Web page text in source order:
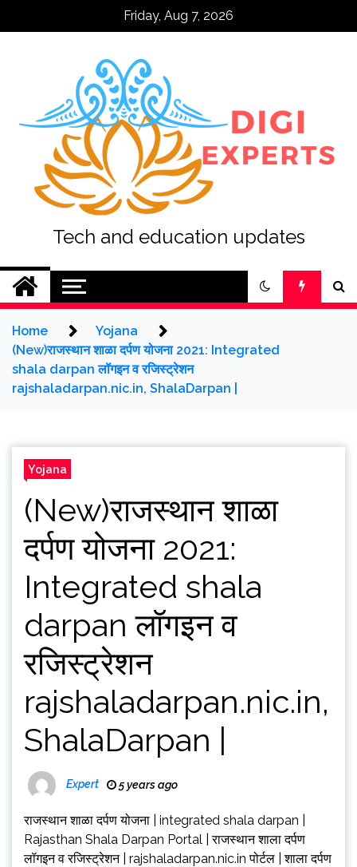
Friday, Aug 7, 2026
Tech and education updates
Home
Yojana
(New)राजस्थान शाळा दर्पण योजना 2021: Integrated
shala darpan लॉगइन व रजिस्ट्रेशन
rajshaladarpan.nic.in, ShalaDarpan |
Yojana
(New)राजस्थान शाळा
दर्पण योजना 2021:
Integrated shala
darpan लॉगइन व
रजिस्ट्रेशन
rajshaladarpan.nic.in,
ShalaDarpan |
Expert 5 years ago
राजस्थान शाळा दर्पण योजना | integrated shala darpan |
Rajasthan Shala Darpan Portal | राजस्थान शाला दर्पण
लॉगइन व रजिस्ट्रेशन | rajshaladarpan.nic.in पोर्टल | शाला दर्पण